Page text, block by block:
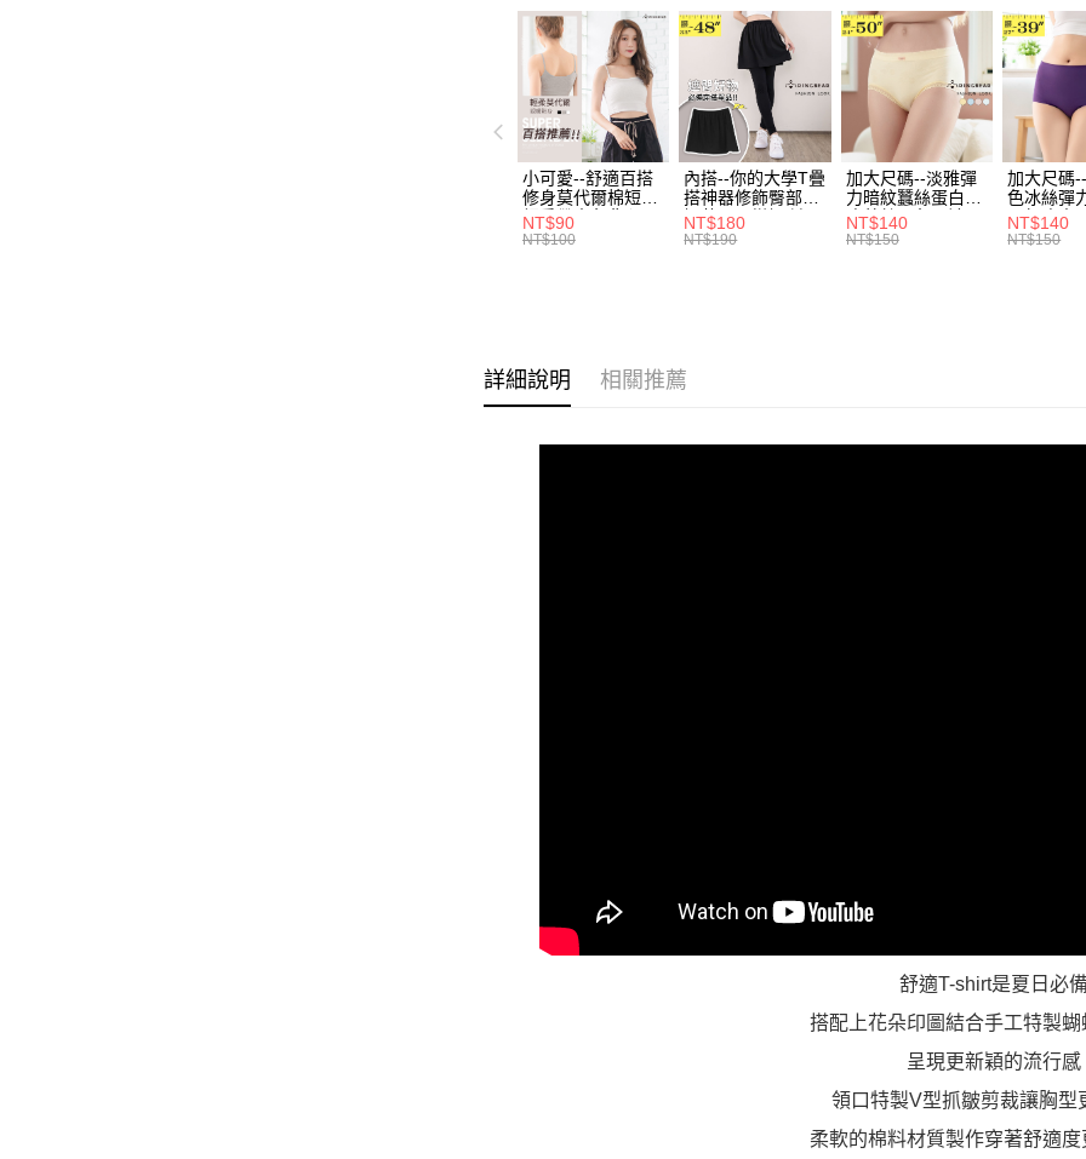
醒簡訊。
2.透過簡
帳／街口
【注意事項
1.本服務
用戶於交
款買賣價
2.基於同
資料（包
用，由本
3.完整用
１．於結
付」結帳
２．訂單
３．收到
／ATM／
※ 請注意
絡購買商
先享後付
※ 交易是
是否繳費
付客戶支援
每筆
付款後全
每筆
7-11取貨
每筆
付款後7-
每筆
風格系列 -
小可愛--舒適百搭
修身莫代爾棉短版
細肩帶素色背心
(白.黑.灰L-2L)-
NT$90
NT$100
內搭--你的大學T疊
搭神器修飾臀部下
擺萬用內搭裙/遮臀
裙(黑2L-6L)-Q155
NT$180
NT$190
加大尺碼--淡雅彈
力暗紋蠶絲蛋白無
痕蕾絲三角內褲
(白.粉.藍.黃XL-
NT$140
NT$150
加大尺碼
色冰絲彈
臀無痕中
褲(黑.紅.
NT$140
NT$150
詳細說明 相關推薦
舒適T-shirt是夏日必備
搭配上花朵印圖結合手工特製蝴
呈現更新穎的流行感
領口特製V型抓皺剪裁讓胸型
柔軟的棉料材質製作穿著舒適